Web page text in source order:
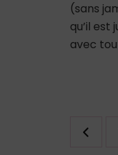
(sans
qu’il est
avec
des